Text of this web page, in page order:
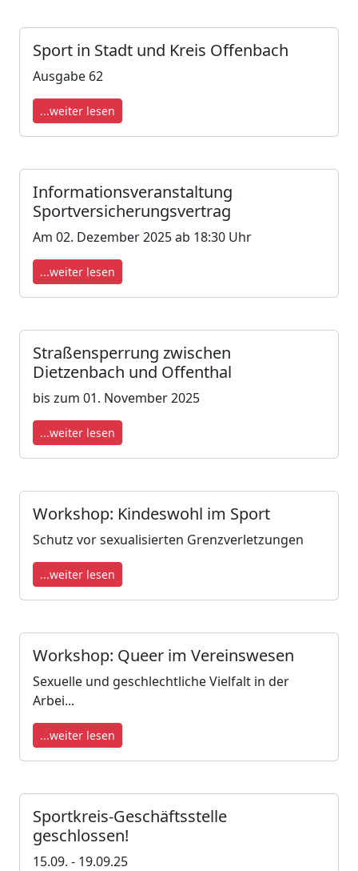
Sport in Stadt und Kreis Offenbach
Ausgabe 62
...weiter lesen
Informationsveranstaltung
Sportversicherungsvertrag
Am 02. Dezember 2025 ab 18:30 Uhr
...weiter lesen
Straßensperrung zwischen
Dietzenbach und Offenthal
bis zum 01. November 2025
...weiter lesen
Workshop: Kindeswohl im Sport
Schutz vor sexualisierten Grenzverletzungen
...weiter lesen
Workshop: Queer im Vereinswesen
Sexuelle und geschlechtliche Vielfalt in der
Arbei...
...weiter lesen
Sportkreis-Geschäftsstelle
geschlossen!
15.09. - 19.09.25